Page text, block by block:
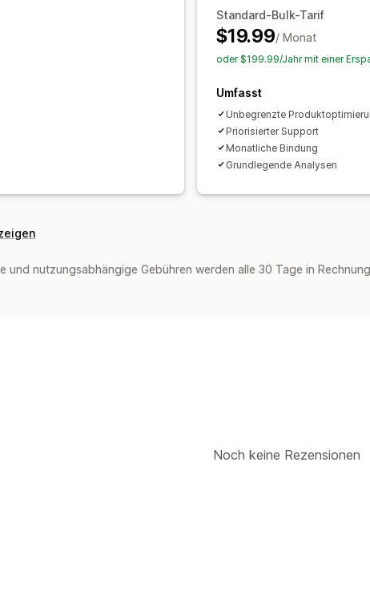
Standard-Bulk-Tarif
$19.99/ Monat
oder $199.99/Jahr mit einer
Umfasst
Unbegrenzte
Priorisierter Support
Monatliche Bindung
Grundlegende Analysen
und nutzungsabhängige Gebühren werden alle 30 Tage in
Noch keine Rezensionen